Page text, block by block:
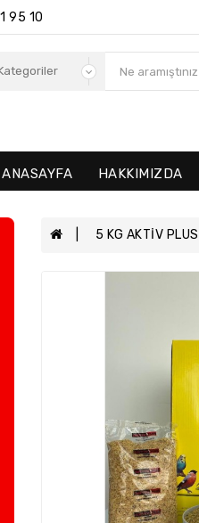
95 10
ANASAYFA HAKKIMIZDA
5 KG AKTİV